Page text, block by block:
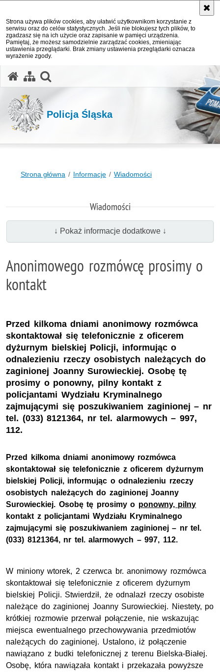
Strona używa plików cookies, aby ułatwić użytkownikom korzystanie z
serwisu oraz do celów statystycznych. Jeśli nie blokujesz tych plików, to
zgadzasz się na ich użycie oraz zapisanie w pamięci urządzenia.
Pamiętaj, że możesz samodzielnie zarządzać cookies, zmieniając
ustawienia przeglądarki. Brak zmiany ustawienia przeglądarki oznacza
wyrażenie zgody.
Policja Śląska
Strona główna Informacje Wiadomości
Wiadomości
↓ Pokaż informacje dodatkowe ↓
Anonimowego rozmówcę prosimy o
kontakt
Przed kilkoma dniami anonimowy rozmówca
skontaktował się telefonicznie z oficerem
dyżurnym bielskiej Policji, informując o
odnalezieniu rzeczy osobistych należących do
zaginionej Joanny Surowieckiej. Osobę tę
prosimy o ponowny, pilny kontakt z
policjantami Wydziału Kryminalnego
zajmującymi się poszukiwaniem zaginionej – nr
tel. (033) 8121364, nr tel. alarmowych – 997,
112.
Przed kilkoma dniami anonimowy rozmówca
skontaktował się telefonicznie z oficerem dyżurnym
bielskiej Policji, informując o odnalezieniu rzeczy
osobistych należących do zaginionej Joanny
Surowieckiej. Osobę tę prosimy o ponowny, pilny
kontakt z policjantami Wydziału Kryminalnego
zajmującymi się poszukiwaniem zaginionej – nr tel.
(033) 8121364, nr tel. alarmowych – 997, 112.
W miniony wtorek, 2 czerwca br. anonimowy rozmówca
skontaktował się telefonicznie z oficerem dyżurnym
bielskiej Policji. Stwierdził, że odnalazł rzeczy osobiste
należące do zaginionej Joanny Surowieckiej. Niestety, po
krótkiej rozmowie przerwał połączenie, nie wskazując
miejsca ewentualnego przechowywania przedmiotów
należących do zaginionej. Ustalono, iż połączenie
nawiązano z budki telefonicznej z terenu Bielska-Białej.
Osobę, która nawiązała kontakt i przekazała powyższe